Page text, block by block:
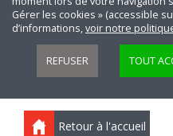
Gérer les cookies » (accessible
d’informations,voir notre
REFUSER TOUT
Retour à l'accueil